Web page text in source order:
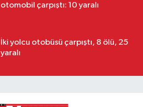
otomobil çarpıştı: 10 yaralı
İki yolcu otobüsü çarpıştı, 8 ölü, 25
yaralı